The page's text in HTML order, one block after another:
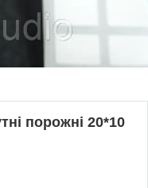
порожні 20*10